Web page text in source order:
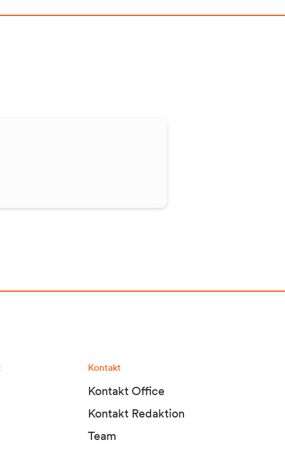
Kontakt
Kontakt Office
Kontakt Redaktion
Team